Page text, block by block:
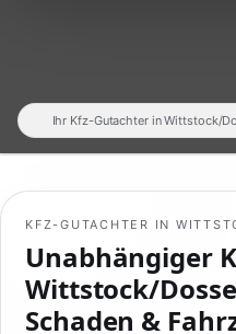
KFZ-GUTACHTER IN
Unabhängiger
Wittstock/
Schaden &
Ihr Kfz-Gutachter in Wittstock/